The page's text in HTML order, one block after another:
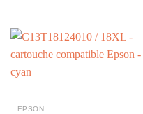
EPSON